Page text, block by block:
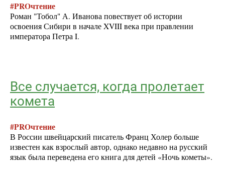
#PROчтение
Роман "Тобол" А. Иванова повествует об истории
освоения Сибири в начале XVIII века при правлении
императора Петра I.
Все случается, когда пролетает
комета
#PROчтение
В России швейцарский писатель Франц Холер больше
известен как взрослый автор, однако недавно на русский
язык была переведена его книга для детей «Ночь кометы».